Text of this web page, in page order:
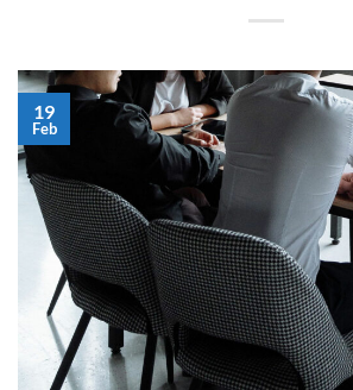
19
Feb